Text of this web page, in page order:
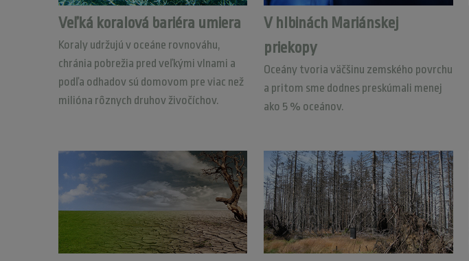
Veľká koralová bariéra umiera
Koraly udržujú v oceáne rovnováhu,
chránia pobrežia pred veľkými vlnami a
podľa odhadov sú domovom pre viac než
milióna rôznych druhov živočíchov.
V hlbinách Mariánskej
priekopy
Oceány tvoria väčšinu zemského povrchu
a pritom sme dodnes preskúmali menej
ako 5 % oceánov.